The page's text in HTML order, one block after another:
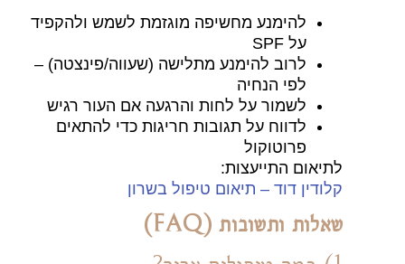
להימנע מחשיפה מוגזמת לשמש ולהקפיד
על SPF
לרוב להימנע מתלישה (שעווה/פינצטה) –
לפי הנחיה
לשמור על לחות והרגעה אם העור רגיש
לדווח על תגובות חריגות כדי להתאים
פרוטוקול
לתיאום התייעצות:
קלודין דוד – תיאום טיפול בשרון
שאלות ותשובות (FAQ)